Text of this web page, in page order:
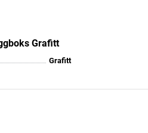
Grafitt
Grafitt